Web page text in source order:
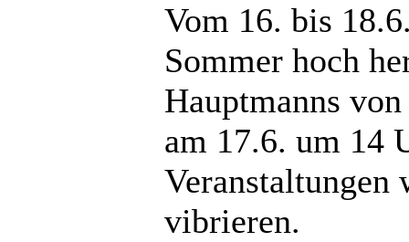
Vom 16. bis
Sommer hoch
Hauptmanns
am 17.6. um 14
Veranstaltungen
vibrieren.